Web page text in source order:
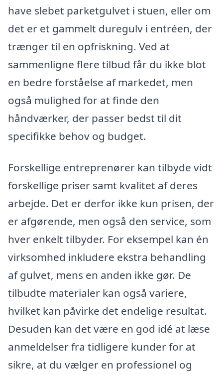
have slebet parketgulvet i stuen, eller om
det er et gammelt duregulv i entréen, der
trænger til en opfriskning. Ved at
sammenligne flere tilbud får du ikke blot
en bedre forståelse af markedet, men
også mulighed for at finde den
håndværker, der passer bedst til dit
specifikke behov og budget.
Forskellige entreprenører kan tilbyde vidt
forskellige priser samt kvalitet af deres
arbejde. Det er derfor ikke kun prisen, der
er afgørende, men også den service, som
hver enkelt tilbyder. For eksempel kan én
virksomhed inkludere ekstra behandling
af gulvet, mens en anden ikke gør. De
tilbudte materialer kan også variere,
hvilket kan påvirke det endelige resultat.
Desuden kan det være en god idé at læse
anmeldelser fra tidligere kunder for at
sikre, at du vælger en professionel og